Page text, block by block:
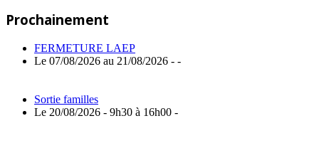
l’article
Prochainement
FERMETURE LAEP
Le 07/08/2026 au 21/08/2026 - -
Sortie familles
Le 20/08/2026 - 9h30 à 16h00 -